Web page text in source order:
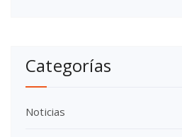
Categorías
Noticias